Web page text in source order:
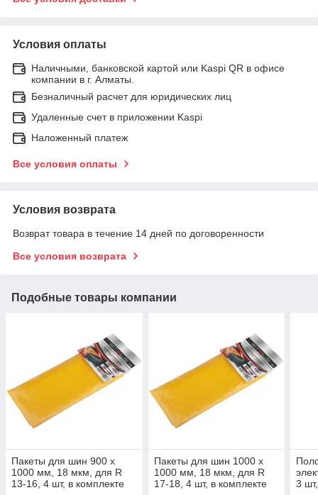
Условия оплаты
Наличными, банковской картой или Kaspi QR в офисе
компании в г. Алматы.
Безналичный расчет для юридических лиц
Удаленные счет в приложении Kaspi
Наложенный платеж
Все условия оплаты
Условия возврата
Возврат товара в течение 14 дней по договоренности
Все условия возврата
Подобные товары компании
Пакеты для шин 900 х
1000 мм, 18 мкм, для R
13-16, 4 шт, в комплекте
Пакеты для шин 1000 х
1000 мм, 18 мкм, для R
17-18, 4 шт, в комплекте
3